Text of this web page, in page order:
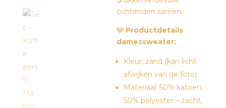
ochtenden samen.
🩶 Productdetails
damessweater:
Kleur: zand (kan licht
afwijken van de foto)
Materiaal: 50% katoen,
50% polyester – zacht,